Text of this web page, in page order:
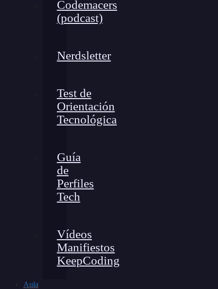
Codemacers
(podcast)
Nerdsletter
Test de
Orientación
Tecnológica
Guía
de
Perfiles
Tech
Vídeos
Manifiestos
KeepCoding
Aula